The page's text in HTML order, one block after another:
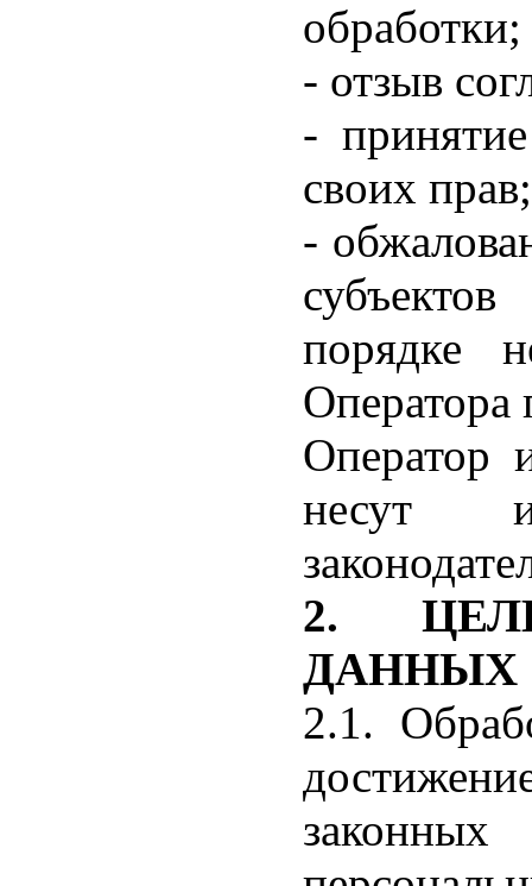
обработки;
- отзыв
-
своих прав;
-
порядке
Оператора
Оператор
несут
2.
ДАННЫХ
2.1.